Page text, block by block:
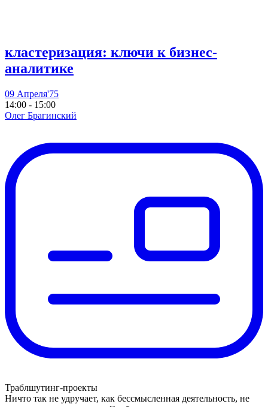
кластеризация: ключи к бизнес-
аналитике
09 Апреля'75
14:00 - 15:00
Олег Брагинский
Траблшутинг-проекты
Ничто так не удручает, как бессмысленная деятельность, не